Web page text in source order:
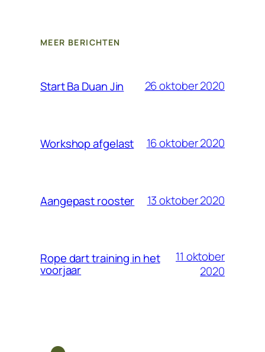
MEER BERICHTEN
Start Ba Duan Jin 26 oktober 2020
Workshop afgelast 16 oktober 2020
Aangepast rooster 13 oktober 2020
Rope dart training in het
voorjaar
11 oktober
2020